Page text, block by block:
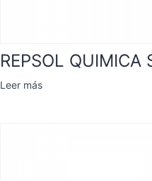
REPSOL QUIMICA
Leer más